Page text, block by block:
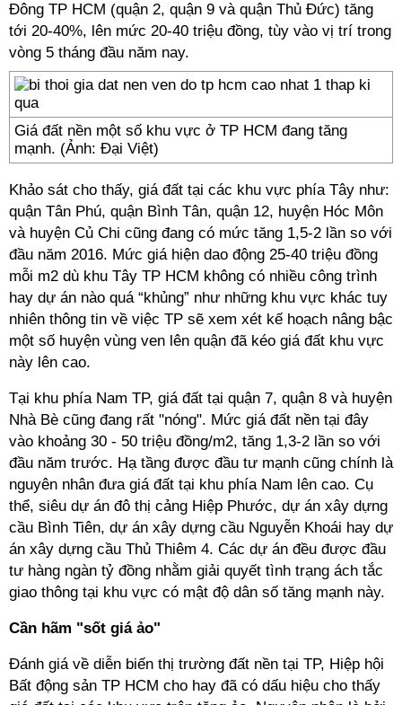
Đông TP HCM (quận 2, quận 9 và quận Thủ Đức) tăng
tới 20-40%, lên mức 20-40 triệu đồng, tùy vào vị trí trong
vòng 5 tháng đầu năm nay.
Giá đất nền một số khu vực ở TP HCM đang tăng
mạnh. (Ảnh: Đại Việt)
Khảo sát cho thấy, giá đất tại các khu vực phía Tây như:
quận Tân Phú, quận Bình Tân, quận 12, huyện Hóc Môn
và huyện Củ Chi cũng đang có mức tăng 1,5-2 lần so với
đầu năm 2016. Mức giá hiện dao động 25-40 triệu đồng
mỗi m2 dù khu Tây TP HCM không có nhiều công trình
hay dự án nào quá “khủng” như những khu vực khác tuy
nhiên thông tin về việc TP sẽ xem xét kế hoạch nâng bậc
một số huyện vùng ven lên quận đã kéo giá đất khu vực
này lên cao.
Tại khu phía Nam TP, giá đất tại quận 7, quận 8 và huyện
Nhà Bè cũng đang rất "nóng". Mức giá đất nền tại đây
vào khoảng 30 - 50 triệu đồng/m2, tăng 1,3-2 lần so với
đầu năm trước. Hạ tầng được đầu tư mạnh cũng chính là
nguyên nhân đưa giá đất tại khu phía Nam lên cao. Cụ
thể, siêu dự án đô thị cảng Hiệp Phước, dự án xây dựng
cầu Bình Tiên, dự án xây dựng cầu Nguyễn Khoái hay dự
án xây dựng cầu Thủ Thiêm 4. Các dự án đều được đầu
tư hàng ngàn tỷ đồng nhằm giải quyết tình trạng ách tắc
giao thông tại khu vực có mật độ dân số tăng mạnh này.
Cần hãm "sốt giá ảo"
Đánh giá về diễn biến thị trường đất nền tại TP, Hiệp hội
Bất động sản TP HCM cho hay đã có dấu hiệu cho thấy